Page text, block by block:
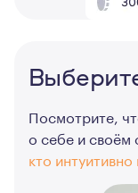
Посмотрите,
о себе и своём
кто